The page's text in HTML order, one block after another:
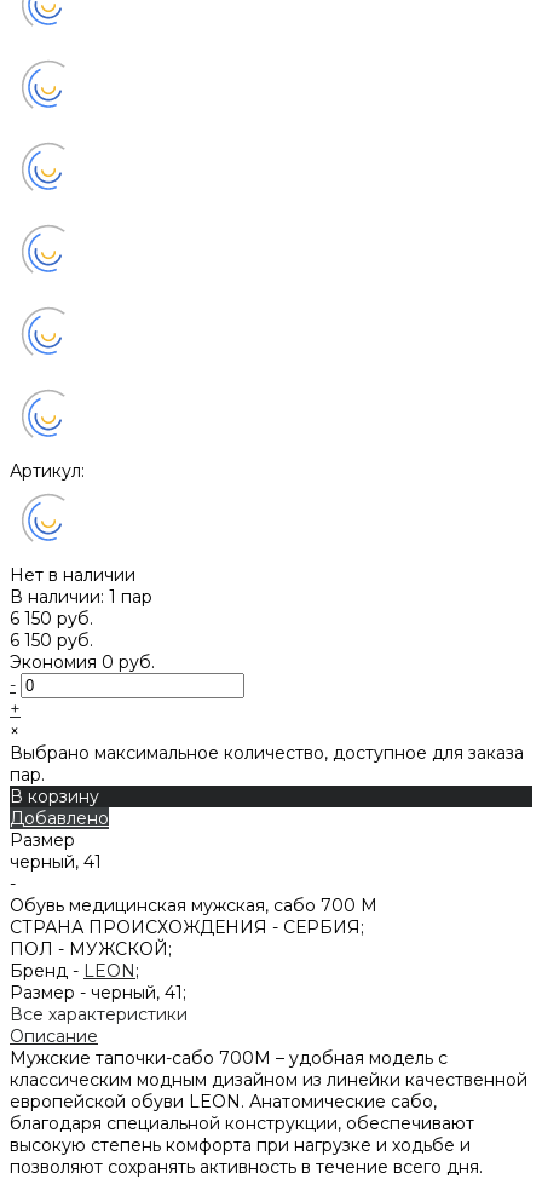
Артикул:
Нет в наличии
В наличии: 1 пар
6 150 руб.
6 150 руб.
Экономия 0 руб.
-
+
×
Выбрано максимальное количество, доступное для заказа
пар.
В корзину
Добавлено
Размер
черный, 41
-
Обувь медицинская мужская, сабо 700 М
СТРАНА ПРОИСХОЖДЕНИЯ - СЕРБИЯ;
ПОЛ - МУЖСКОЙ;
Бренд - LEON;
Размер - черный, 41;
Все характеристики
Описание
Мужские тапочки-сабо 700M – удобная модель с
классическим модным дизайном из линейки качественной
европейской обуви LEON. Анатомические сабо,
благодаря специальной конструкции, обеспечивают
высокую степень комфорта при нагрузке и ходьбе и
позволяют сохранять активность в течение всего дня.